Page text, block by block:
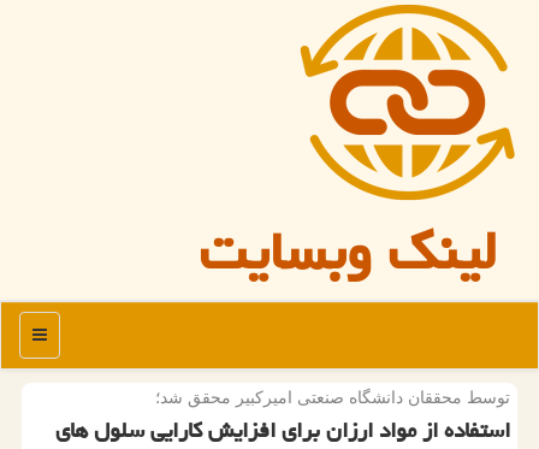
لینک وبسایت
منو
توسط محققان دانشگاه صنعتی امیركبیر محقق شد؛
استفاده از مواد ارزان برای افزایش كارایی سلول های